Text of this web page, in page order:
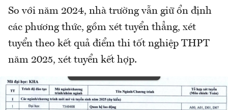
So với năm 2024, nhà trường vẫn giữ ổn định
các phương thức, gồm xét tuyển thẳng, xét
tuyển theo kết quả điểm thi tốt nghiệp THPT
năm 2025, xét tuyển kết hợp.